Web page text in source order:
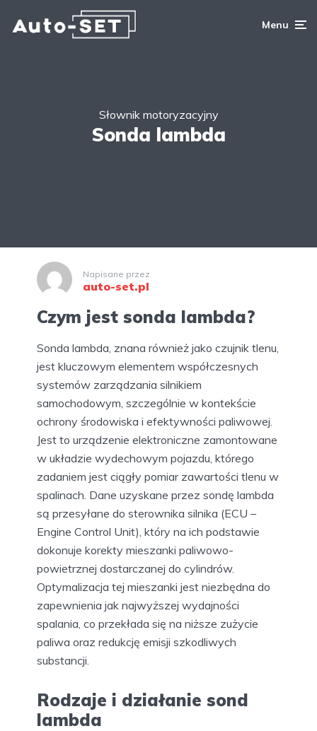
Menu
Słownik motoryzacyjny
Sonda lambda
Napisane przez
auto-set.pl
Czym jest sonda lambda?
Sonda lambda, znana również jako czujnik tlenu,
jest kluczowym elementem współczesnych
systemów zarządzania silnikiem
samochodowym, szczególnie w kontekście
ochrony środowiska i efektywności paliwowej.
Jest to urządzenie elektroniczne zamontowane
w układzie wydechowym pojazdu, którego
zadaniem jest ciągły pomiar zawartości tlenu w
spalinach. Dane uzyskane przez sondę lambda
są przesyłane do sterownika silnika (ECU –
Engine Control Unit), który na ich podstawie
dokonuje korekty mieszanki paliwowo-
powietrznej dostarczanej do cylindrów.
Optymalizacja tej mieszanki jest niezbędna do
zapewnienia jak najwyższej wydajności
spalania, co przekłada się na niższe zużycie
paliwa oraz redukcję emisji szkodliwych
substancji.
Rodzaje i działanie sond
lambda